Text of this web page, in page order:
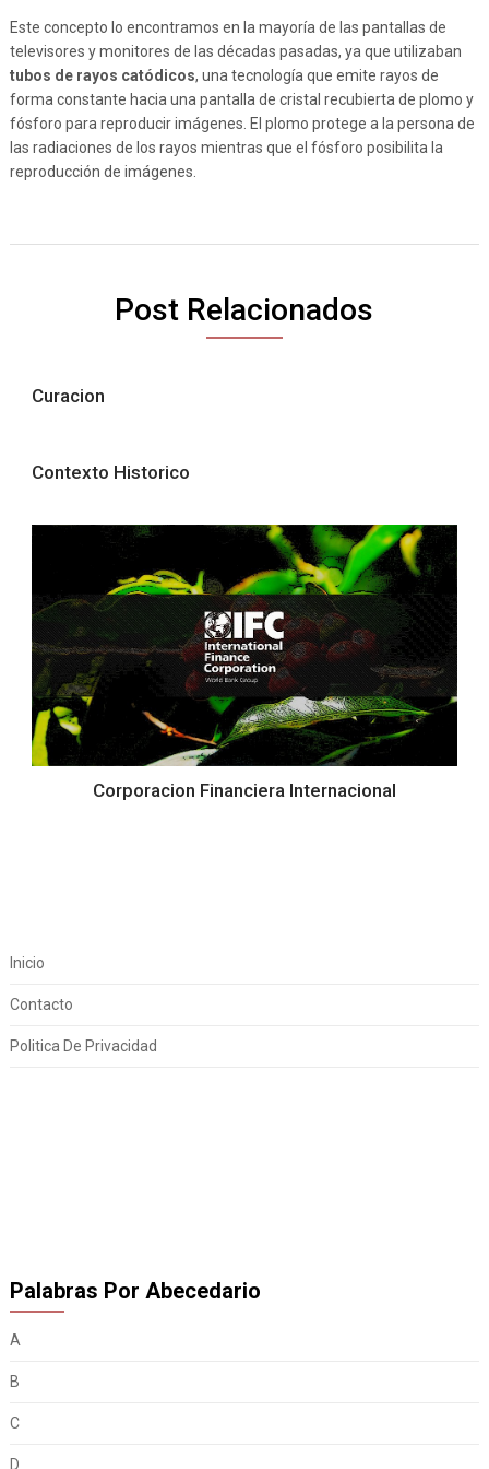
Este concepto lo encontramos en la mayoría de las pantallas de
televisores y monitores de las décadas pasadas, ya que utilizaban
tubos de rayos catódicos, una tecnología que emite rayos de
forma constante hacia una pantalla de cristal recubierta de plomo y
fósforo para reproducir imágenes. El plomo protege a la persona de
las radiaciones de los rayos mientras que el fósforo posibilita la
reproducción de imágenes.
Post Relacionados
Curacion
Contexto Historico
Corporacion Financiera Internacional
Inicio
Contacto
Politica De Privacidad
Palabras Por Abecedario
A
B
C
D